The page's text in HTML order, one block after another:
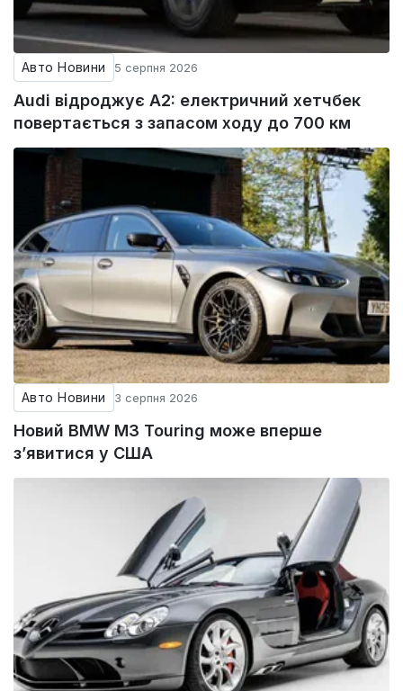
Авто Новини 5 серпня 2026
Audi відроджує A2: електричний хетчбек
повертається з запасом ходу до 700 км
Авто Новини 3 серпня 2026
Новий BMW M3 Touring може вперше
з’явитися у США